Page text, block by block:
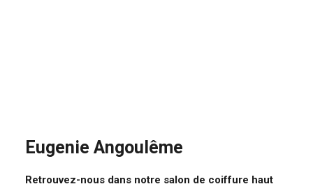
Eugenie Angoulême
Retrouvez-nous dans notre salon de coiffure haut